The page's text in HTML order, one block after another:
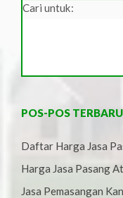
Cari untuk:
POS-POS TERBARU
Daftar Harga Jasa
Harga Jasa Pasang
Jasa Pemasangan